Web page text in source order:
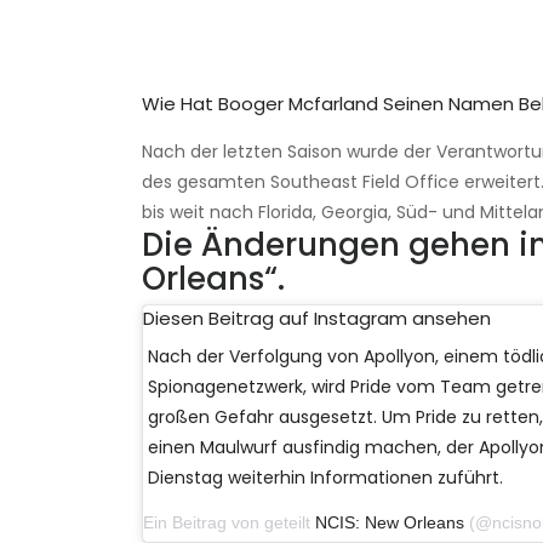
Wie Hat Booger Mcfarland Seinen Namen
Nach der letzten Saison wurde der
des gesamten Southeast Field Office
bis weit nach Florida, Georgia, Süd- und
Die Änderungen gehen
Orleans“.
Diesen Beitrag auf Instagram ansehen
Nach der Verfolgung von Apollyon, einem
Spionagenetzwerk, wird Pride vom Team
großen Gefahr ausgesetzt. Um Pride zu
einen Maulwurf ausfindig machen, der
Dienstag weiterhin Informationen zuführt.
Ein Beitrag von geteilt NCIS: New Orleans (@ncisnola)